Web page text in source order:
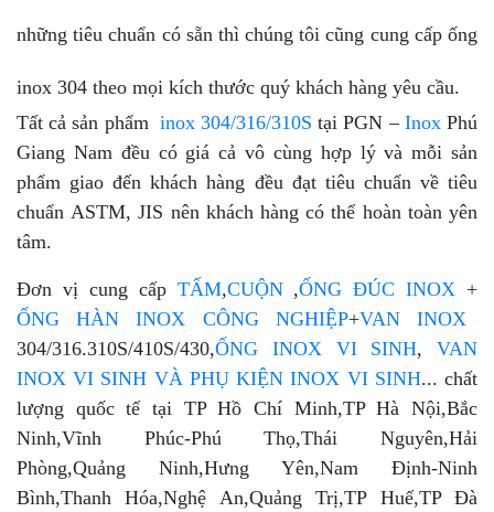
những tiêu chuẩn có sẵn thì chúng tôi cũng cung cấp ống
inox 304 theo mọi kích thước quý khách hàng yêu cầu.
Tất cả sản phẩm inox 304/316/310Stại PGN – InoxPhú
Giang Nam đều có giá cả vô cùng hợp lý và mỗi sản
phẩm giao đến khách hàng đều đạt tiêu chuẩn về tiêu
chuẩn ASTM, JIS nên khách hàng có thể hoàn toàn yên
tâm.
Đơn vị cung cấp TẤM,CUỘN,ỐNG ĐÚC INOX +
ỐNG HÀN INOX CÔNG NGHIỆP+VAN INOX
304/316.310S/410S/430,ỐNG INOX VI SINH, VAN
INOX VI SINH VÀ PHỤ KIỆN INOX VI SINH... chất
lượng quốc tế tại TP Hồ Chí Minh,TP Hà Nội,Bắc
Ninh,Vĩnh Phúc-Phú Thọ,Thái Nguyên,Hải
Phòng,Quảng Ninh,Hưng Yên,Nam Định-Ninh
Bình,Thanh Hóa,Nghệ An,Quảng Trị,TP Huế,TP Đà